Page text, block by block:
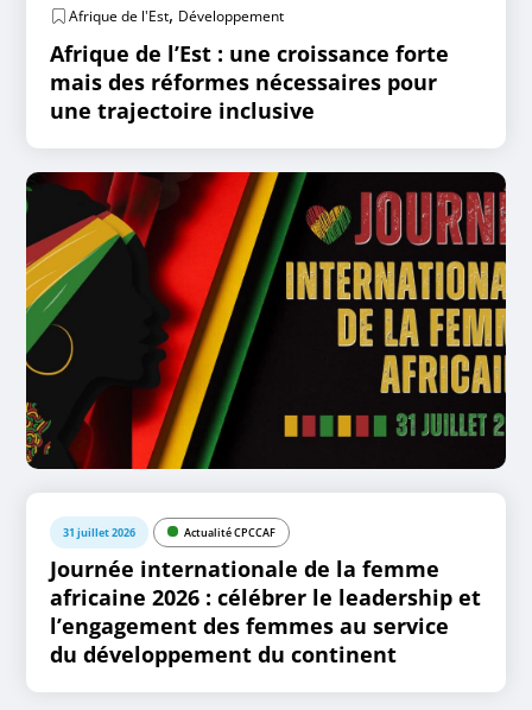
Afrique de l'Est, Développement
Afrique de l’Est : une croissance forte
mais des réformes nécessaires pour
une trajectoire inclusive
31 juillet 2026 Actualité CPCCAF
Journée internationale de la femme
africaine 2026 : célébrer le leadership et
l’engagement des femmes au service
du développement du continent